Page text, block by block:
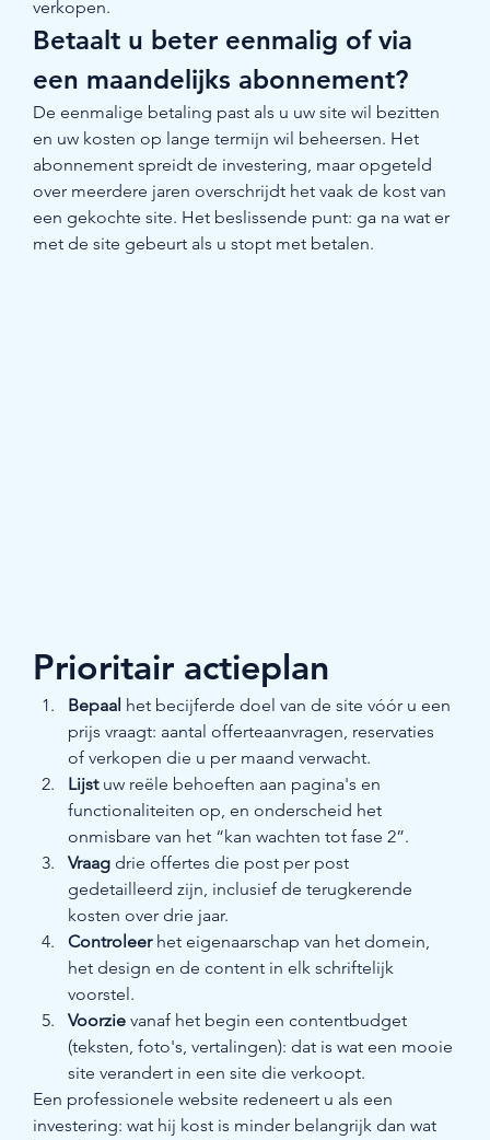
verkopen.
Betaalt u beter eenmalig of via
een maandelijks abonnement?
De eenmalige betaling past als u uw site wil bezitten
en uw kosten op lange termijn wil beheersen. Het
abonnement spreidt de investering, maar opgeteld
over meerdere jaren overschrijdt het vaak de kost van
een gekochte site. Het beslissende punt: ga na wat er
met de site gebeurt als u stopt met betalen.
Prioritair actieplan
Bepaal het becijferde doel van de site vóór u een
prijs vraagt: aantal offerteaanvragen, reservaties
of verkopen die u per maand verwacht.
Lijst uw reële behoeften aan pagina's en
functionaliteiten op, en onderscheid het
onmisbare van het “kan wachten tot fase 2”.
Vraag drie offertes die post per post
gedetailleerd zijn, inclusief de terugkerende
kosten over drie jaar.
Controleer het eigenaarschap van het domein,
het design en de content in elk schriftelijk
voorstel.
Voorzie vanaf het begin een contentbudget
(teksten, foto's, vertalingen): dat is wat een mooie
site verandert in een site die verkoopt.
Een professionele website redeneert u als een
investering: wat hij kost is minder belangrijk dan wat